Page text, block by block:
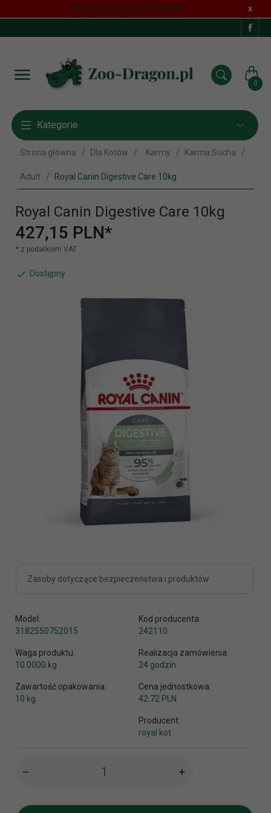
Strona korzysta z Cookies! x
0
Kategorie
Strona główna Dla Kotów Karmy Karma Sucha
Adult Royal Canin Digestive Care 10kg
Royal Canin Digestive Care 10kg
427,15 PLN*
* z podatkiem VAT
Dostępny
Zasoby dotyczące bezpieczeństwa i produktów
Model:
3182550752015
Kod producenta:
242110
Waga produktu:
10.0000 kg
Realizacja zamówienia:
24 godzin
Zawartość opakowania:
10 kg
Cena jednostkowa:
42.72 PLN
Producent:
royal kot